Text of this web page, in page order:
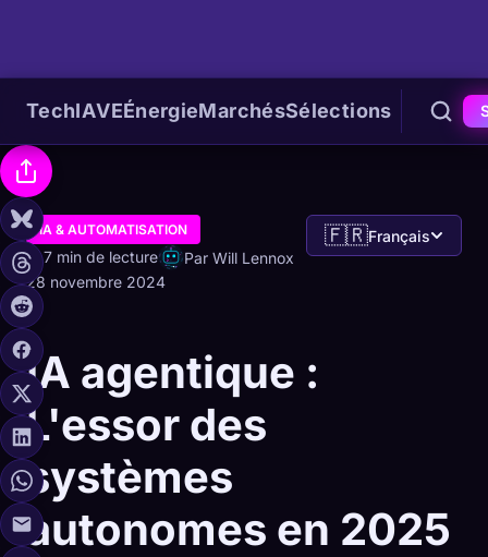
TechIAVEÉnergieMarchésSélections
IA & AUTOMATISATION
7 min de lecture
Par Will Lennox
28 novembre 2024
🇫🇷Français
IA agentique :
L'essor des
systèmes
autonomes en 2025